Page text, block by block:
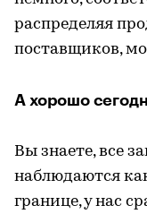
распределяя
поставщиков,
А хорошо
Вы знаете, все
наблюдаются
границе, у нас